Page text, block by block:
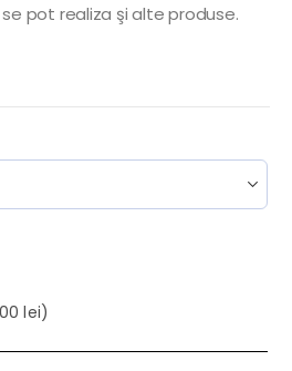
pot realiza şi alte produse.
lei)